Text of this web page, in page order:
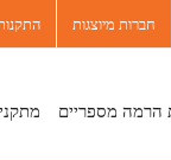
חברות מיוצגות
הרמה מספריים